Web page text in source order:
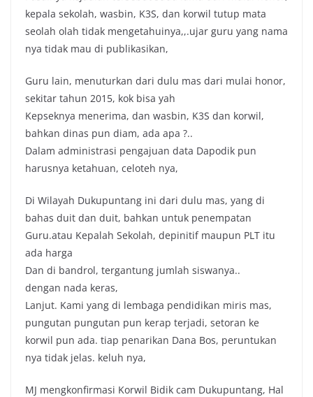
kepala sekolah, wasbin, K3S, dan korwil tutup mata
seolah olah tidak mengetahuinya,,.ujar guru yang nama
nya tidak mau di publikasikan,
Guru lain, menuturkan dari dulu mas dari mulai honor,
sekitar tahun 2015, kok bisa yah
Kepseknya menerima, dan wasbin, K3S dan korwil,
bahkan dinas pun diam, ada apa ?..
Dalam administrasi pengajuan data Dapodik pun
harusnya ketahuan, celoteh nya,
Di Wilayah Dukupuntang ini dari dulu mas, yang di
bahas duit dan duit, bahkan untuk penempatan
Guru.atau Kepalah Sekolah, depinitif maupun PLT itu
ada harga
Dan di bandrol, tergantung jumlah siswanya..
dengan nada keras,
Lanjut. Kami yang di lembaga pendidikan miris mas,
pungutan pungutan pun kerap terjadi, setoran ke
korwil pun ada. tiap penarikan Dana Bos, peruntukan
nya tidak jelas. keluh nya,
MJ mengkonfirmasi Korwil Bidik cam Dukupuntang, Hal